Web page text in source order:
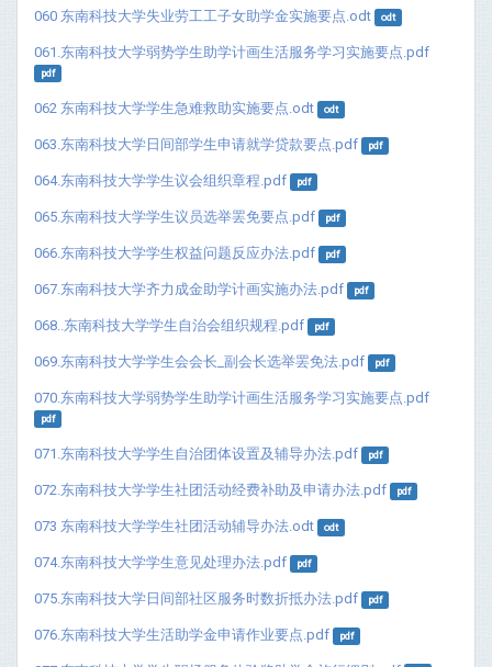
060 东南科技大学失业劳工工子女助学金实施要点.odt odt
061.东南科技大学弱势学生助学计画生活服务学习实施要点.pdf
pdf
062 东南科技大学学生急难救助实施要点.odt odt
063.东南科技大学日间部学生申请就学贷款要点.pdf pdf
064.东南科技大学学生议会组织章程.pdf pdf
065.东南科技大学学生议员选举罢免要点.pdf pdf
066.东南科技大学学生权益问题反应办法.pdf pdf
067.东南科技大学齐力成金助学计画实施办法.pdf pdf
068..东南科技大学学生自治会组织规程.pdf pdf
069.东南科技大学学生会会长_副会长选举罢免法.pdf pdf
070.东南科技大学弱势学生助学计画生活服务学习实施要点.pdf
pdf
071.东南科技大学学生自治团体设置及辅导办法.pdf pdf
072.东南科技大学学生社团活动经费补助及申请办法.pdf pdf
073 东南科技大学学生社团活动辅导办法.odt odt
074.东南科技大学学生意见处理办法.pdf pdf
075.东南科技大学日间部社区服务时数折抵办法.pdf pdf
076.东南科技大学生活助学金申请作业要点.pdf pdf